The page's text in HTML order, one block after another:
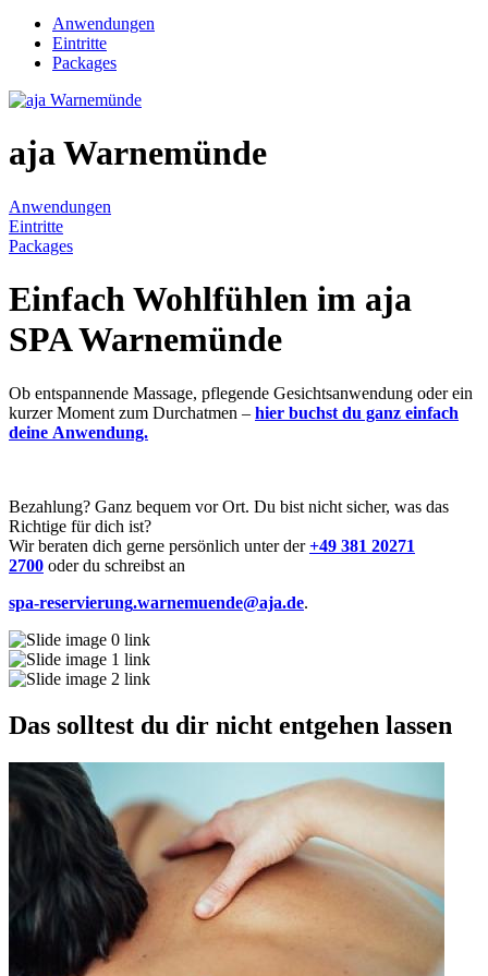
Anwendungen
Eintritte
Packages
aja Warnemünde
Anwendungen
Eintritte
Packages
Einfach Wohlfühlen im aja
SPA Warnemünde
Ob entspannende Massage, pflegende Gesichtsanwendung oder ein
kurzer Moment zum Durchatmen – hier buchst du ganz einfach
deine Anwendung.
Bezahlung? Ganz bequem vor Ort. Du bist nicht sicher, was das
Richtige für dich ist?
Wir beraten dich gerne persönlich unter der+49 381 20271
2700 oder du schreibst an
spa-reservierung.warnemuende@aja.de.
Das solltest du dir nicht entgehen lassen